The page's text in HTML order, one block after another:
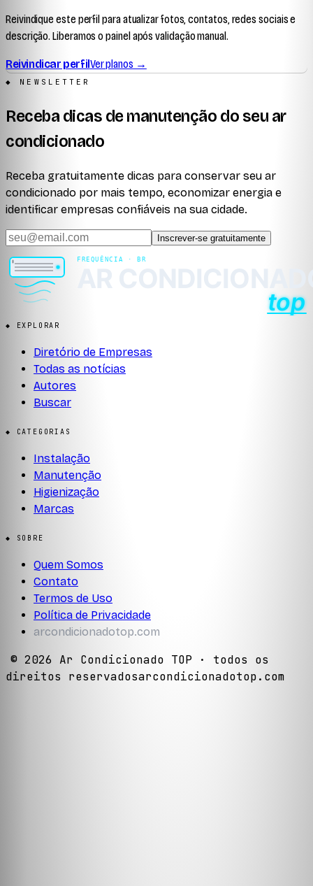
Reivindique este perfil para atualizar fotos, contatos, redes sociais e
descrição. Liberamos o painel após validação manual.
Reivindicar perfilVer planos →
◆ NEWSLETTER
Receba dicas de manutenção do seu ar
condicionado
Receba gratuitamente dicas para conservar seu ar
condicionado por mais tempo, economizar energia e
identificar empresas confiáveis na sua cidade.
Inscrever-se gratuitamente
◆ EXPLORAR
Diretório de Empresas
Todas as notícias
Autores
Buscar
◆ CATEGORIAS
Instalação
Manutenção
Higienização
Marcas
◆ SOBRE
Quem Somos
Contato
Termos de Uso
Política de Privacidade
arcondicionadotop.com
© 2026 Ar Condicionado TOP · todos os
direitos reservadosarcondicionadotop.com